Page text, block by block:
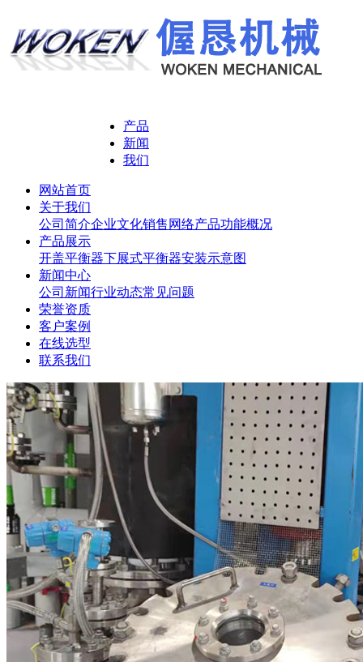
产品
新闻
我们
网站首页
关于我们
公司简介企业文化销售网络产品功能概况
产品展示
开盖平衡器下展式平衡器安装示意图
新闻中心
公司新闻行业动态常见问题
荣誉资质
客户案例
在线选型
联系我们